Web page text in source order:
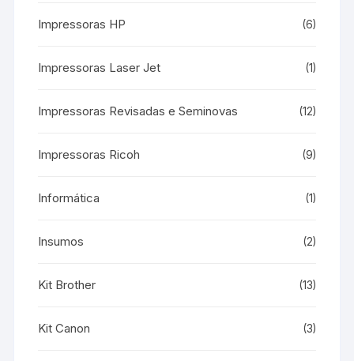
Impressoras HP (6)
Impressoras Laser Jet (1)
Impressoras Revisadas e Seminovas (12)
Impressoras Ricoh (9)
Informática (1)
Insumos (2)
Kit Brother (13)
Kit Canon (3)